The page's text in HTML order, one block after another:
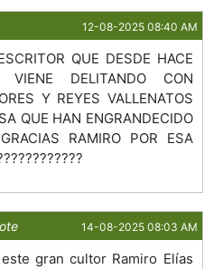
12-08-2025 08:40 AM
QUE DESDE HACE
DELITANDO CON
Y REYES VALLENATOS
QUE HAN ENGRANDECIDO
RAMIRO POR ESA
14-08-2025 08:03 AM
gran cultor Ramiro Elías